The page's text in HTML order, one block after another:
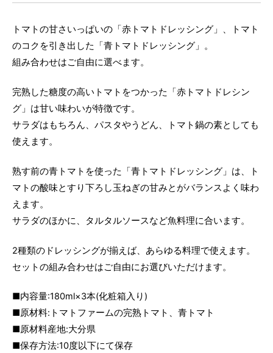
トマトの甘さいっぱいの「赤トマトドレッシング」、トマト
のコクを引き出した「青トマトドレッシング」。
組み合わせはご自由に選べます。
完熟した糖度の高いトマトをつかった「赤トマトドレシン
グ」は甘い味わいが特徴です。
サラダはもちろん、パスタやうどん、トマト鍋の素としても
使えます。
熟す前の青トマトを使った「青トマトドレッシング」は、ト
マトの酸味とすり下ろし玉ねぎの甘みとがバランスよく味わ
えます。
サラダのほかに、タルタルソースなど魚料理に合います。
2種類のドレッシングが揃えば、あらゆる料理で使えます。
セットの組み合わせはご自由にお選びいただけます。
■内容量:180ml×3本(化粧箱入り)
■原材料:トマトファームの完熟トマト、青トマト
■原材料産地:大分県
■保存方法:10度以下にて保存